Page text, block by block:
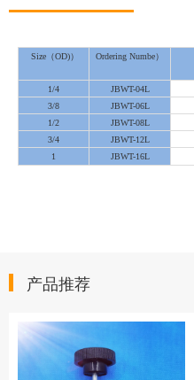
Size（OD)） Ordering Numbe）
1/4 JBWT-04L
3/8
JBWT-06L
1/2
JBWT-08L
3/4
JBWT-12L
1
JBWT-16L
产品推荐